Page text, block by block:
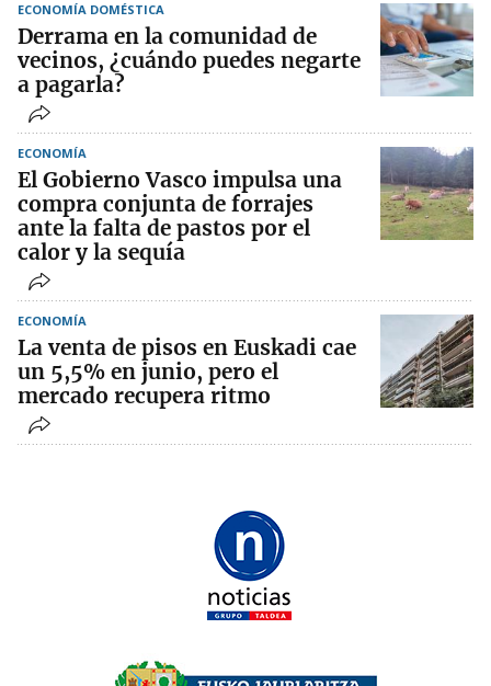
ECONOMÍA DOMÉSTICA
Derrama en la comunidad de
vecinos, ¿cuándo puedes negarte
a pagarla?
ECONOMÍA
El Gobierno Vasco impulsa una
compra conjunta de forrajes
ante la falta de pastos por el
calor y la sequía
ECONOMÍA
La venta de pisos en Euskadi cae
un 5,5% en junio, pero el
mercado recupera ritmo